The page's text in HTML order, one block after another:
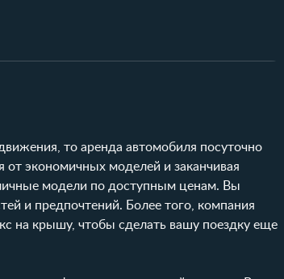
то аренда автомобиля посуточно
экономичных моделей и заканчивая
модели по доступным ценам. Вы
и предпочтений. Более того, компания
на крышу, чтобы сделать вашу поездку еще